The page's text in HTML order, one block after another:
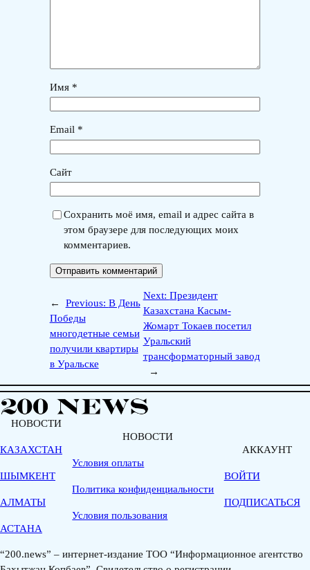
Имя *
Email *
Сайт
Сохранить моё имя, email и адрес сайта в
этом браузере для последующих моих
комментариев.
← Previous: В День
Победы
многодетные семьи
получили квартиры
в Уральске
Next: Президент
Казахстана Касым-
Жомарт Токаев посетил
Уральский
трансформаторный завод
→
НОВОСТИ
КАЗАХСТАН
ШЫМКЕНТ
АЛМАТЫ
АСТАНА
НОВОСТИ
Условия оплаты
Политика конфиденциальности
Условия пользования
АККАУНТ
ВОЙТИ
ПОДПИСАТЬСЯ
“200.news” – интернет-издание ТОО “Информационное агентство